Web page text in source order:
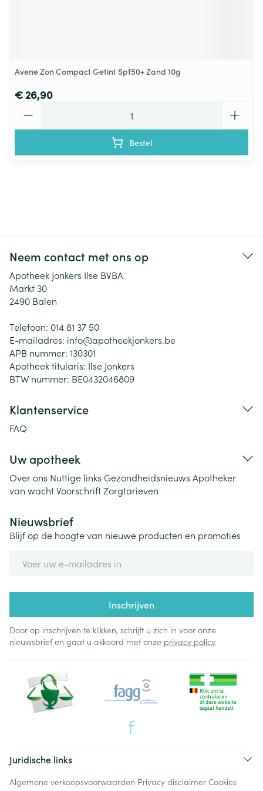
Avene Zon Compact Getint Spf50+ Zand 10g
€ 26,90
Bestel
Neem contact met ons op
Apotheek Jonkers Ilse BVBA
Markt 30
2490 Balen
Telefoon: 014 81 37 50
E-mailadres: info@apotheekjonkers.be
APB nummer: 130301
Apotheek titularis: Ilse Jonkers
BTW nummer: BE0432046809
Klantenservice
FAQ
Uw apotheek
Over ons Nuttige links Gezondheidsnieuws Apotheker
van wachtVoorschriftZorgtarieven
Nieuwsbrief
Blijf op de hoogte van nieuwe producten en promoties
Inschrijven
Door op inschrijven te klikken, schrijft u zich in voor onze
nieuwsbrief en gaat u akkoord met onze privacy policy.
Juridische links
Algemene verkoopsvoorwaarden Privacy disclaimer Cookies